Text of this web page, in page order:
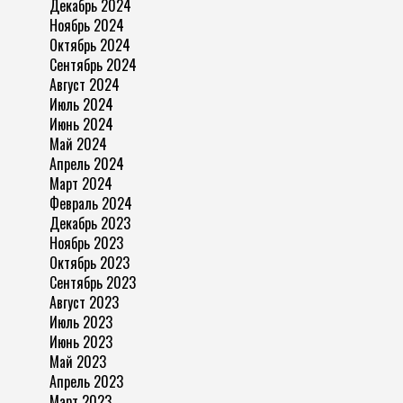
Декабрь 2024
Ноябрь 2024
Октябрь 2024
Сентябрь 2024
Август 2024
Июль 2024
Июнь 2024
Май 2024
Апрель 2024
Март 2024
Февраль 2024
Декабрь 2023
Ноябрь 2023
Октябрь 2023
Сентябрь 2023
Август 2023
Июль 2023
Июнь 2023
Май 2023
Апрель 2023